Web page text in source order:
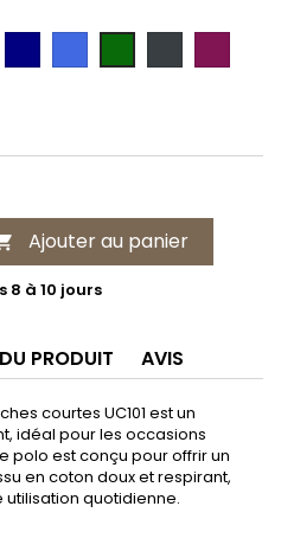
royal bouteillecarbone
Ajouter au panier
8 à 10 jours
PRODUIT AVIS
courtes UC101 est un
idéal pour les occasions
polo est conçu pour offrir un
en coton doux et respirant,
quotidienne.